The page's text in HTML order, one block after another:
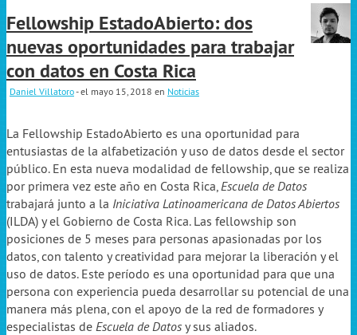
Fellowship EstadoAbierto: dos
nuevas oportunidades para trabajar
con datos en Costa Rica
Daniel Villatoro- el mayo 15, 2018 en Noticias
La Fellowship EstadoAbierto es una oportunidad para
entusiastas de la alfabetización y uso de datos desde el sector
público. En esta nueva modalidad de fellowship, que se realiza
por primera vez este año en Costa Rica,Escuela de Datos
trabajará junto a la Iniciativa Latinoamericana de Datos Abiertos
(ILDA) y el Gobierno de Costa Rica. Las fellowship son
posiciones de 5 meses para personas apasionadas por los
datos, con talento y creatividad para mejorar la liberación y el
uso de datos. Este período es una oportunidad para que una
persona con experiencia pueda desarrollar su potencial de una
manera más plena, con el apoyo de la red de formadores y
especialistas de Escuela de Datos y sus aliados.